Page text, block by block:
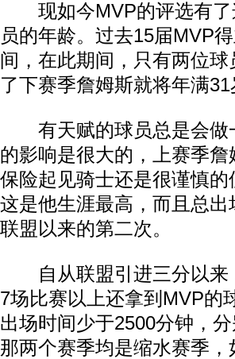
现如今MVP的评选有了
员的年龄。过去15届MVP
间，在此期间，只有两位
了下赛季詹姆斯就将年满31
有天赋的球员总是会做
的影响是很大的，上赛季
保险起见骑士还是很谨慎
这是他生涯最高，而且总
联盟以来的第二次。
自从联盟引进三分以来
7场比赛以上还拿到MVP的
出场时间少于2500分钟，
那两个赛季均是缩水赛季
动物系恋人啊 | 钟欣潼体验